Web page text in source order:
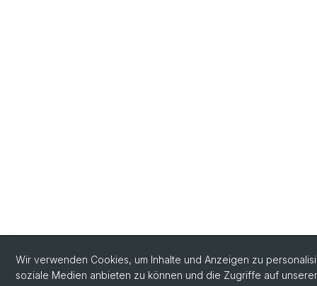
Wir verwenden Cookies, um Inhalte und Anzeigen zu
soziale Medien anbieten zu können und die Zugriffe auf